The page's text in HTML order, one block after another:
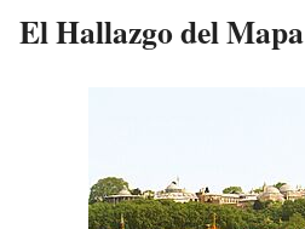
El Hallazgo del Mapa